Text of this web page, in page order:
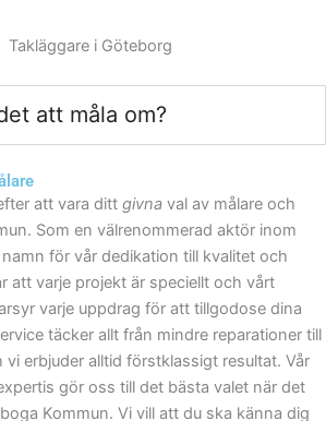
att måla om?
att vara ditt givna val av målare och
Som en välrenommerad aktör inom
för vår dedikation till kvalitet och
att varje projekt är speciellt och vårt
varje uppdrag för att tillgodose dina
täcker allt från mindre reparationer till
erbjuder alltid förstklassigt resultat. Vår
gör oss till det bästa valet när det
Kommun. Vi vill att du ska känna dig